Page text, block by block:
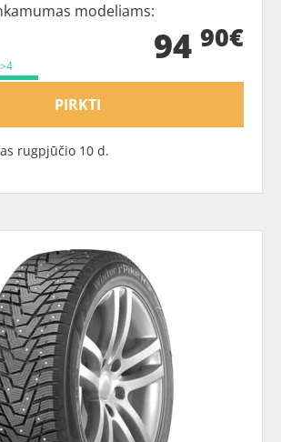
modeliams:
94 90€
PIRKTI
rugpjūčio 10 d.